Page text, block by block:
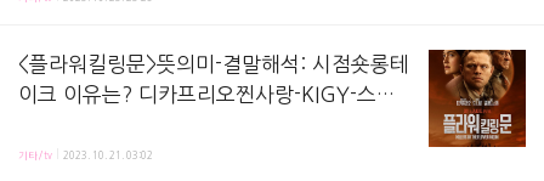
<플라워킬링문>뜻의미-결말해석: 시점숏롱테
이크 이유는? 디카프리오찐사랑-KIGY-스쿼
영화 제목 뜻과 결말 해석-리뷰-정보 포스팅입니다. (주의! 영화 내용 포함되어있으니 시청하
기타/tv 2023. 10. 21. 03:02